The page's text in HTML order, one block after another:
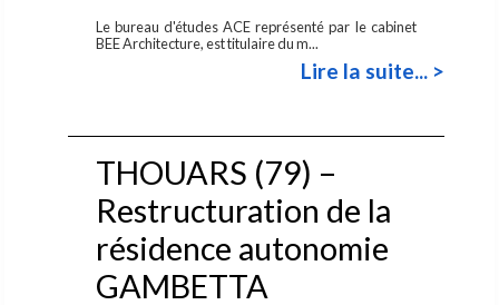
Le bureau d'études ACE représenté par le cabinet
BEE Architecture, est titulaire du m...
Lire la suite... >
THOUARS (79) –
Restructuration de la
résidence autonomie
GAMBETTA